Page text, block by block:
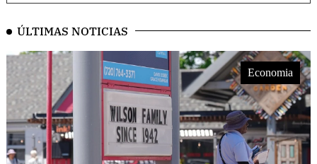
ÚLTIMAS NOTICIAS
Economia